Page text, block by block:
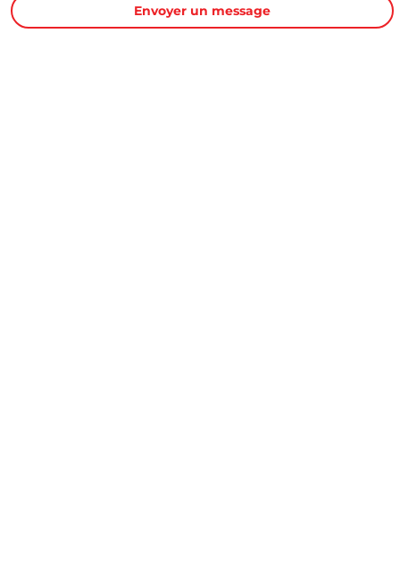
Envoyer un message
Proxity.tn est une plateforme tunisienne de petites annonces